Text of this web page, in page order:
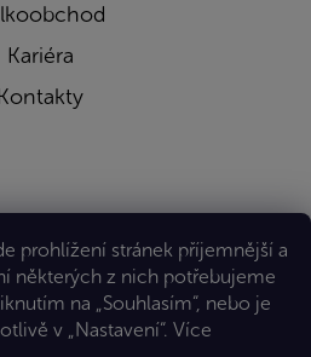
prohlížení stránek příjemnější a
některých z nich potřebujeme
na „Souhlasím“, nebo je
v „Nastavení“. Více
Kariéra